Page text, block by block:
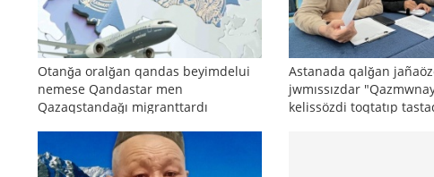
Otanğa oralğan qandas beyimdelui
nemese Qandastar men
Qazaqstandağı migranttardı
beyimdeudiñ media-strategiyası
Astanada qalğan
jwmıssızdar
kelissözdi toqtatıp